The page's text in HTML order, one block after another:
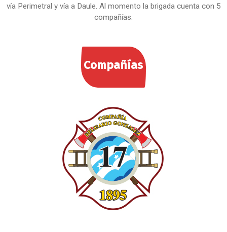
vía Perimetral y vía a Daule. Al momento la brigada cuenta con 5
compañías.
Compañías